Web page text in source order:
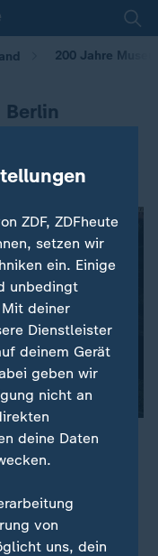
200 Jahre
Museumsinsel
Die bedeutende
anderem mit
ZDF, ZDFheute
setzen wir
ein. Einige
unbedingt
deiner
Dienstleister
deinem Gerät
geben wir
nicht an
deine Daten
von
uns, dein